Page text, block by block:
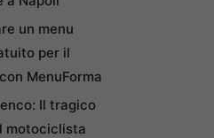
un menu
per il
MenuForma
Il tragico
motociclista